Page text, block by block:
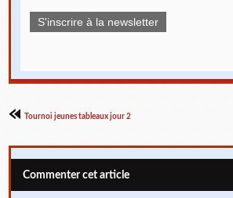
S'inscrire à la newsletter
Tournoi jeunes tableaux jour 2
Commenter cet article